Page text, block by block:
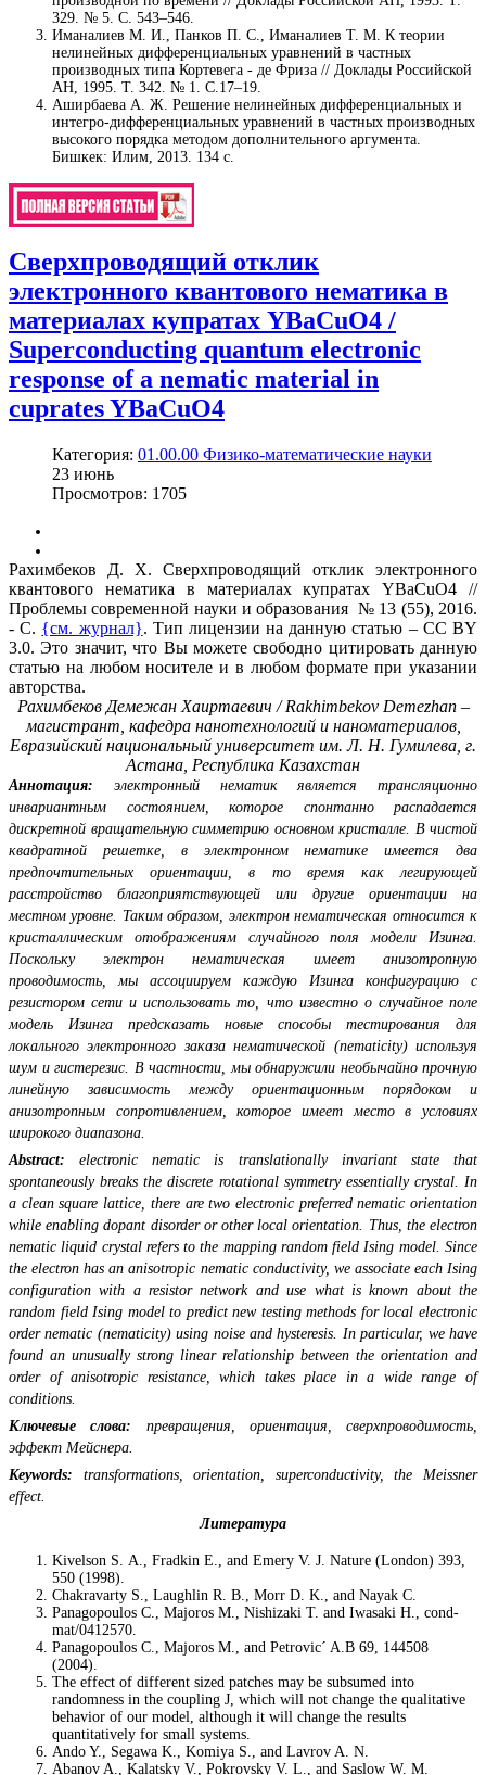
329. № 5. С. 543–546.
Иманалиев М. И., Панков П. С., Иманалиев Т. М. К теории
нелинейных дифференциальных уравнений в частных
производных типа Кортевега - де Фриза // Доклады Российской
АН, 1995. Т. 342. № 1. С.17–19.
Аширбаева А. Ж. Решение нелинейных дифференциальных и
интегро-дифференциальных уравнений в частных производных
высокого порядка методом дополнительного аргумента.
Бишкек: Илим, 2013. 134 с.
Сверхпроводящий отклик
электронного квантового нематика в
материалах купратах YBaCuO4 /
Superconducting quantum electronic
response of a nematic material in
cuprates YBaCuO4
Категория: 01.00.00 Физико-математические науки
23 июнь
Просмотров: 1705
Рахимбеков Д. Х. Сверхпроводящий отклик электронного
квантового нематика в материалах купратах YBaCuO4 //
Проблемы современной науки и образования № 13 (55), 2016.
- С. {см. журнал}. Тип лицензии на данную статью – CC BY
3.0. Это значит, что Вы можете свободно цитировать данную
статью на любом носителе и в любом формате при указании
авторства.
Рахимбеков Демежан Хаиртаевич / Rakhimbekov Demezhan –
магистрант, кафедра нанотехнологий и наноматериалов,
Евразийский национальный университет им. Л. Н. Гумилева, г.
Астана, Республика Казахстан
Аннотация: электронный нематик является трансляционно
инвариантным состоянием, которое спонтанно распадается
дискретной вращательную симметрию основном кристалле. В чистой
квадратной решетке, в электронном нематике имеется два
предпочтительных ориентации, в то время как легирующей
расстройство благоприятствующей или другие ориентации на
местном уровне. Таким образом, электрон нематическая относится к
кристаллическим отображениям случайного поля модели Изинга.
Поскольку электрон нематическая имеет анизотропную
проводимость, мы ассоциируем каждую Изинга конфигурацию с
резистором сети и использовать то, что известно о случайное поле
модель Изинга предсказать новые способы тестирования для
локального электронного заказа нематической (nematicity) используя
шум и гистерезис. В частности, мы обнаружили необычайно прочную
линейную зависимость между ориентационным порядоком и
анизотропным сопротивлением, которое имеет место в условиях
широкого диапазона.
Abstract: electronic nematic is translationally invariant state that
spontaneously breaks the discrete rotational symmetry essentially crystal. In
a clean square lattice, there are two electronic preferred nematic orientation
while enabling dopant disorder or other local orientation. Thus, the electron
nematic liquid crystal refers to the mapping random field Ising model. Since
the electron has an anisotropic nematic conductivity, we associate each Ising
configuration with a resistor network and use what is known about the
random field Ising model to predict new testing methods for local electronic
order nematic (nematicity) using noise and hysteresis. In particular, we have
found an unusually strong linear relationship between the orientation and
order of anisotropic resistance, which takes place in a wide range of
conditions.
Ключевые слова: превращения, ориентация, сверхпроводимость,
эффект Мейснера.
Keywords: transformations, orientation, superconductivity, the Meissner
effect.
Литература
Kivelson S. A., Fradkin E., and Emery V. J. Nature (London) 393,
550 (1998).
Chakravarty S., Laughlin R. B., Morr D. K., and Nayak C.
Panagopoulos C., Majoros M., Nishizaki T. and Iwasaki H., cond-
mat/0412570.
Panagopoulos C., Majoros M., and Petrovic´ A.B 69, 144508
(2004).
The effect of different sized patches may be subsumed into
randomness in the coupling J, which will not change the qualitative
behavior of our model, although it will change the results
quantitatively for small systems.
Ando Y., Segawa K., Komiya S., and Lavrov A. N.
Abanov A., Kalatsky V., Pokrovsky V. L., and Saslow W. M.